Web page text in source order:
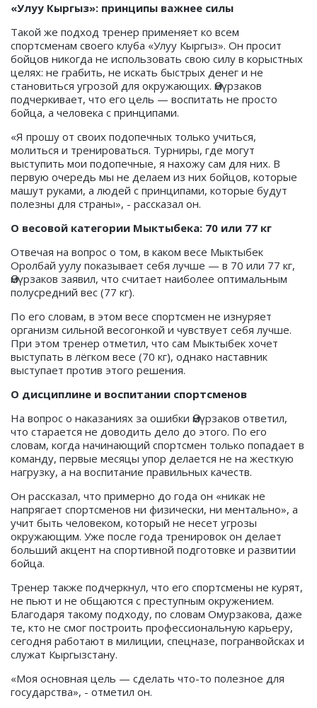
«Улуу Кыргыз»: принципы важнее силы
Такой же подход тренер применяет ко всем
спортсменам своего клуба «Улуу Кыргыз». Он просит
бойцов никогда не использовать свою силу в корыстных
целях: не грабить, не искать быстрых денег и не
становиться угрозой для окружающих. Өмүрзаков
подчеркивает, что его цель — воспитать не просто
бойца, а человека с принципами.
«Я прошу от своих подопечных только учиться,
молиться и тренироваться. Турниры, где могут
выступить мои подопечные, я нахожу сам для них. В
первую очередь мы не делаем из них бойцов, которые
машут руками, а людей с принципами, которые будут
полезны для страны», - рассказал он.
О весовой категории Мыктыбека: 70 или 77 кг
Отвечая на вопрос о том, в каком весе Мыктыбек
Оролбай уулу показывает себя лучше — в 70 или 77 кг,
Өмүрзаков заявил, что считает наиболее оптимальным
полусредний вес (77 кг).
По его словам, в этом весе спортсмен не изнуряет
организм сильной весогонкой и чувствует себя лучше.
При этом тренер отметил, что сам Мыктыбек хочет
выступать в лёгком весе (70 кг), однако наставник
выступает против этого решения.
О дисциплине и воспитании спортсменов
На вопрос о наказаниях за ошибки Өмүрзаков ответил,
что старается не доводить дело до этого. По его
словам, когда начинающий спортсмен только попадает в
команду, первые месяцы упор делается не на жесткую
нагрузку, а на воспитание правильных качеств.
Он рассказал, что примерно до года он «никак не
напрягает спортсменов ни физически, ни ментально», а
учит быть человеком, который не несет угрозы
окружающим. Уже после года тренировок он делает
больший акцент на спортивной подготовке и развитии
бойца.
Тренер также подчеркнул, что его спортсмены не курят,
не пьют и не общаются с преступным окружением.
Благодаря такому подходу, по словам Омурзакова, даже
те, кто не смог построить профессиональную карьеру,
сегодня работают в милиции, спецназе, погранвойсках и
служат Кыргызстану.
«Моя основная цель — сделать что-то полезное для
государства», - отметил он.